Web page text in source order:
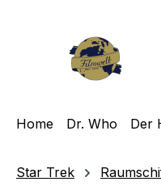
Home Dr. Who Der
Star Trek